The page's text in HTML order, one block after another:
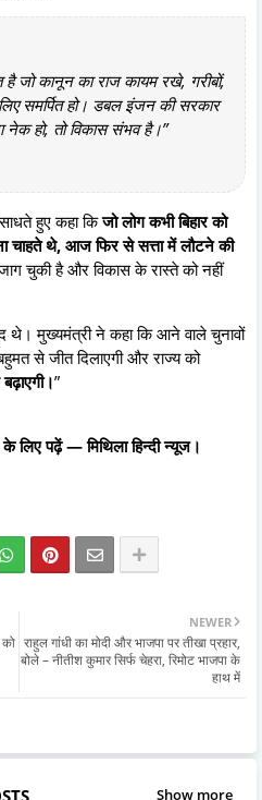
है जो कानून का राज कायम रखे, गरीबों,
समर्पित हो। डबल इंजन की सरकार
नेक हो, तो विकास संभव है।”
साधते हुए कहा किजो लोग कभी बिहार को
चाहते थे, आज फिर से सत्ता में लौटने की
चुकी है और विकास के रास्ते को नहीं
थे। मुख्यमंत्री ने कहा कि आने वाले चुनावों
से जीत दिलाएगी और राज्य को
”
लिए पढ़ें — मिथिला हिन्दी न्यूज।
NEWER
राहुल गांधी का मोदी और भाजपा पर तीखा प्रहार,
बोले – नीतीश कुमार सिर्फ चेहरा, रिमोट भाजपा के
हाथ में
को
Show more